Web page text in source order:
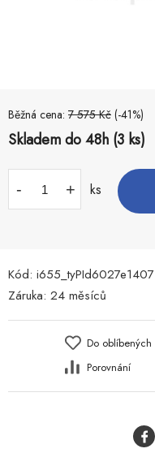
Běžná cena: 7 575 Kč (-41%)
Skladem do 48h (3 ks)
- + ks
Kód: i655_tyPId6027e1407
Záruka: 24 měsíců
Do oblíbených
Porovnání